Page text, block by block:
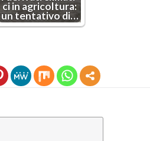
ci in agri­col­tu­ra:
un ten­ta­ti­vo di…